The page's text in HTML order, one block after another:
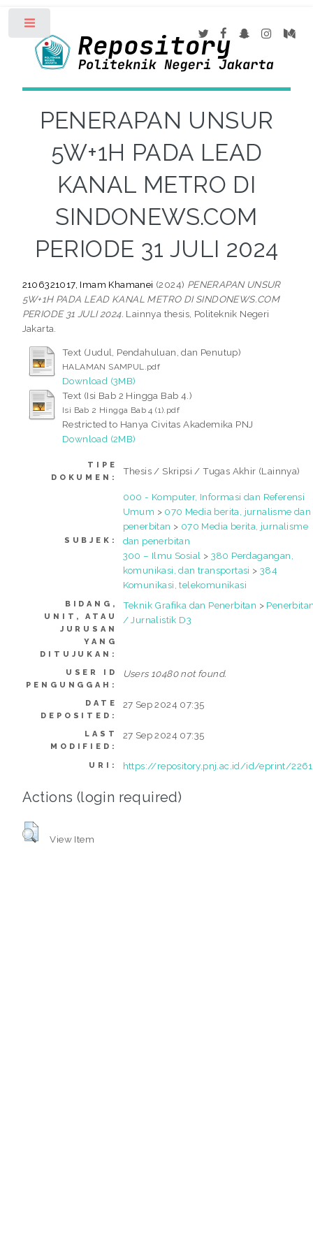
PENERAPAN UNSUR
5W+1H PADA LEAD
KANAL METRO DI
SINDONEWS.COM
PERIODE 31 JULI 2024
2106321017, Imam Khamanei (2024) PENERAPAN UNSUR
5W+1H PADA LEAD KANAL METRO DI SINDONEWS.COM
PERIODE 31 JULI 2024. Lainnya thesis, Politeknik Negeri
Jakarta.
Text (Judul, Pendahuluan, dan Penutup)
HALAMAN SAMPUL.pdf
Download (3MB)
Text (Isi Bab 2 Hingga Bab 4.)
Isi Bab 2 Hingga Bab 4 (1).pdf
Restricted to Hanya Civitas Akademika PNJ
Download (2MB)
TIPE
DOKUMEN:
Thesis / Skripsi / Tugas Akhir (Lainnya)
SUBJEK:
000 - Komputer, Informasi dan Referensi
Umum > 070 Media berita, jurnalisme dan
penerbitan > 070 Media berita, jurnalisme
dan penerbitan
300 – Ilmu Sosial > 380 Perdagangan,
komunikasi, dan transportasi >384
Komunikasi, telekomunikasi
BIDANG,
UNIT, ATAU
JURUSAN
YANG
DITUJUKAN:
Teknik Grafika dan Penerbitan >
/ Jurnalistik D3
USER ID
PENGUNGGAH:
Users 10480 not found.
DATE
DEPOSITED:
27 Sep 2024 07:35
LAST
MODIFIED:
27 Sep 2024 07:35
URI: https://repository.pnj.ac.id/id/eprint/
Actions (login required)
View Item